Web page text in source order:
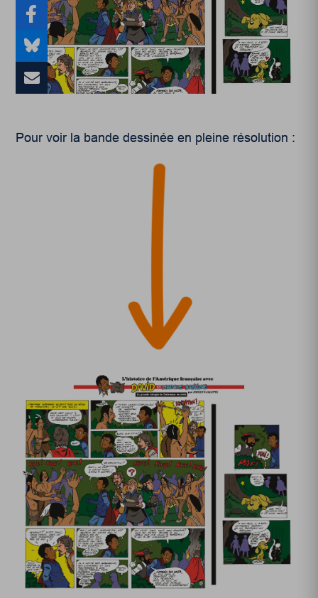
Pour voir la bande dessinée en pleine résolution :